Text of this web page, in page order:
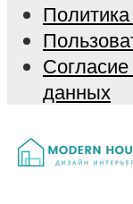
данных